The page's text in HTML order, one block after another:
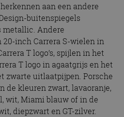
aan een andere
buitenspiegels
metallic. Andere
inch Carrera S-wielen in
T logo’s, spijlen in het
T logo in agaatgrijs en het
zwarte uitlaatpijpen. Porsche
de kleuren zwart, lavaoranje,
wit, Miami blauw of in de
diepzwart en GT-zilver.